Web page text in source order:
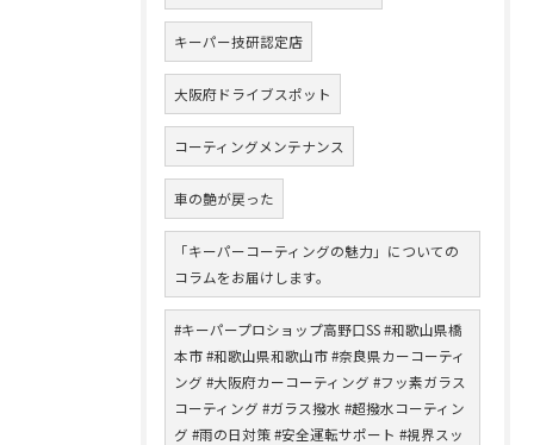
キーパー技研認定店
大阪府ドライブスポット
コーティングメンテナンス
車の艶が戻った
「キーパーコーティングの魅力」についての
コラムをお届けします。
#キーパープロショップ高野口SS #和歌山県橋
本市 #和歌山県和歌山市 #奈良県カーコーティ
ング #大阪府カーコーティング #フッ素ガラス
コーティング #ガラス撥水 #超撥水コーティン
グ #雨の日対策 #安全運転サポート #視界スッ